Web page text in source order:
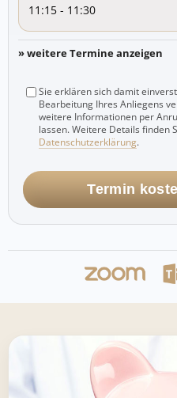
11:15 - 11:30
» weitere Termine anzeigen
Sie erklären sich damit
Bearbeitung Ihres Anliegens
weitere Informationen per
lassen. Weitere Details finden
Datenschutzerklärung.
Termin